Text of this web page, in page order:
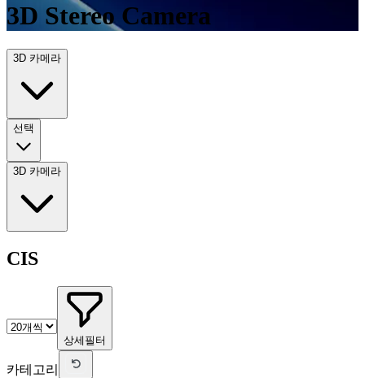
3D Stereo Camera
3D 카메라
선택
3D 카메라
CIS
상세필터
카테고리